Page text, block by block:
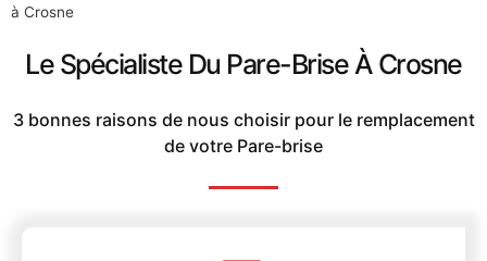
à Crosne
Le Spécialiste Du Pare-Brise À Crosne
3 bonnes raisons de nous choisir pour le remplacement
de votre Pare-brise